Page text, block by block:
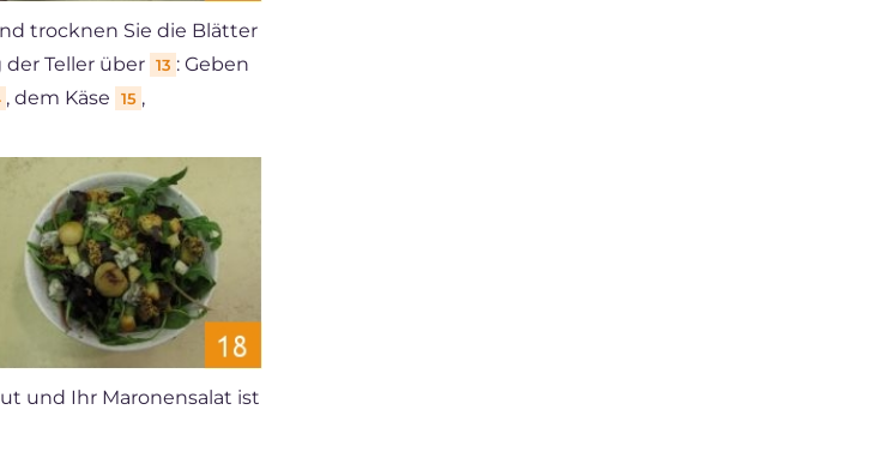
trocknen Sie die Blätter
Teller über 13 : Geben
, dem Käse 15 ,
und Ihr Maronensalat ist